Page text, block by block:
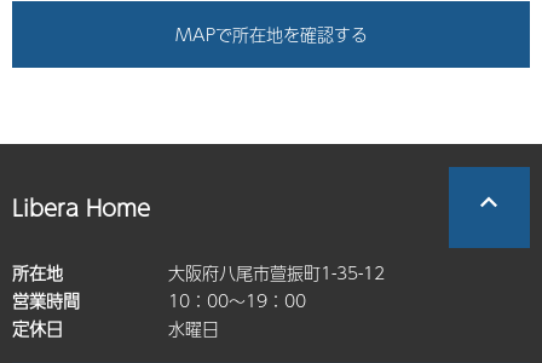
MAPで所在地を確認する
Libera Home
所在地
大阪府八尾市萱振町1-35-12
営業時間
10：00～19：00
定休日
水曜日